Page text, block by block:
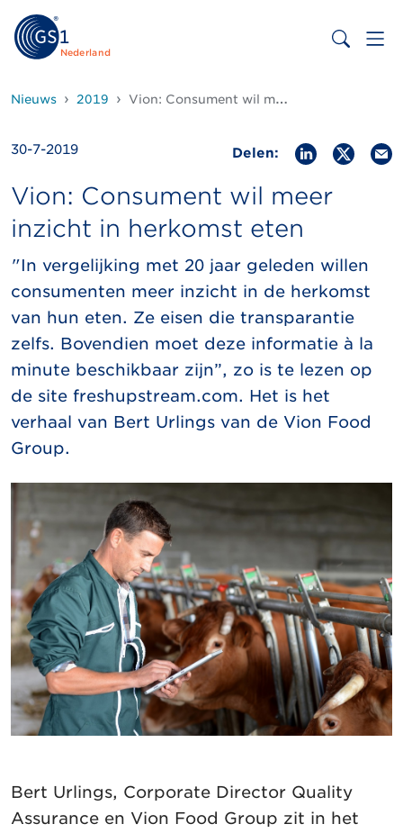
Nederland
Nieuws 2019 Vion: Consument wil meer inzicht in herkomst eten
30-7-2019 Delen:
Vion: Consument wil meer
inzicht in herkomst eten
"In vergelijking met 20 jaar geleden willen
consumenten meer inzicht in de herkomst
van hun eten. Ze eisen die transparantie
zelfs. Bovendien moet deze informatie à la
minute beschikbaar zijn”, zo is te lezen op
de site freshupstream.com. Het is het
verhaal van Bert Urlings van de Vion Food
Group.
Bert Urlings, Corporate Director Quality
Assurance en Vion Food Group zit in het